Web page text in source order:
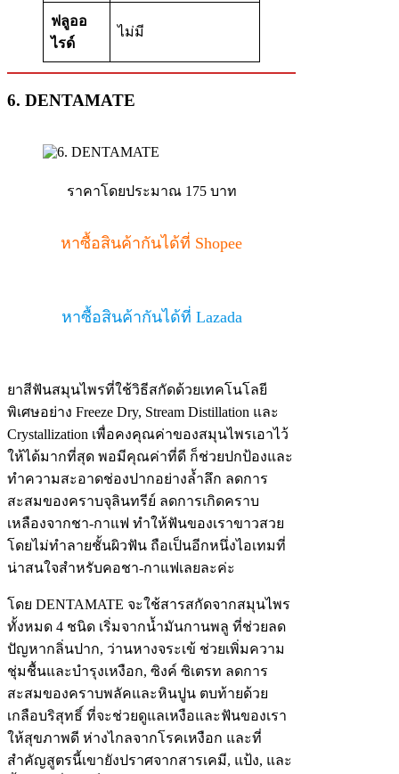
ฟลูออ
ไรด์
ไม่มี
6. DENTAMATE
ราคาโดยประมาณ 175 บาท
หาซื้อสินค้ากันได้ที่ Shopee
หาซื้อสินค้ากันได้ที่ Lazada
ยาสีฟันสมุนไพรที่ใช้วิธีสกัดด้วยเทคโนโลยี
พิเศษอย่าง Freeze Dry, Stream Distillation และ
Crystallization เพื่อคงคุณค่าของสมุนไพรเอาไว้
ให้ได้มากที่สุด พอมีคุณค่าที่ดี ก็ช่วยปกป้องและ
ทำความสะอาดช่องปากอย่างล้ำลึก ลดการ
สะสมของคราบจุลินทรีย์ ลดการเกิดคราบ
เหลืองจากชา-กาแฟ ทำให้ฟันของเราขาวสวย
โดยไม่ทำลายชั้นผิวฟัน ถือเป็นอีกหนึ่งไอเทมที่
น่าสนใจสำหรับคอชา-กาแฟเลยละค่ะ
โดย DENTAMATE จะใช้สารสกัดจากสมุนไพร
ทั้งหมด 4 ชนิด เริ่มจากน้ำมันกานพลู ที่ช่วยลด
ปัญหากลิ่นปาก, ว่านหางจระเข้ ช่วยเพิ่มความ
ชุ่มชื้นและบำรุงเหงือก, ซิงค์ ซิเตรท ลดการ
สะสมของคราบพลัคและหินปูน ตบท้ายด้วย
เกลือบริสุทธิ์ ที่จะช่วยดูแลเหงือและฟันของเรา
ให้สุขภาพดี ห่างไกลจากโรคเหงือก และที่
สำคัญสูตรนี้เขายังปราศจากสารเคมี, แป้ง, และ